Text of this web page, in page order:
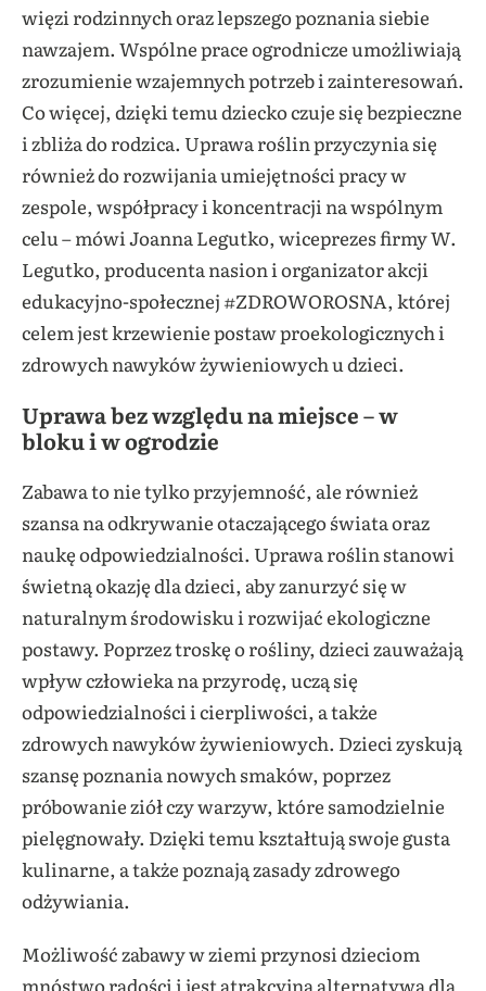
więzi rodzinnych oraz lepszego poznania siebie
nawzajem. Wspólne prace ogrodnicze umożliwiają
zrozumienie wzajemnych potrzeb i zainteresowań.
Co więcej, dzięki temu dziecko czuje się bezpieczne
i zbliża do rodzica. Uprawa roślin przyczynia się
również do rozwijania umiejętności pracy w
zespole, współpracy i koncentracji na wspólnym
celu – mówi Joanna Legutko, wiceprezes firmy W.
Legutko, producenta nasion i organizator akcji
edukacyjno-społecznej #ZDROWOROSNA, której
celem jest krzewienie postaw proekologicznych i
zdrowych nawyków żywieniowych u dzieci.
Uprawa bez względu na miejsce – w
bloku i w ogrodzie
Zabawa to nie tylko przyjemność, ale również
szansa na odkrywanie otaczającego świata oraz
naukę odpowiedzialności. Uprawa roślin stanowi
świetną okazję dla dzieci, aby zanurzyć się w
naturalnym środowisku i rozwijać ekologiczne
postawy. Poprzez troskę o rośliny, dzieci zauważają
wpływ człowieka na przyrodę, uczą się
odpowiedzialności i cierpliwości, a także
zdrowych nawyków żywieniowych. Dzieci zyskują
szansę poznania nowych smaków, poprzez
próbowanie ziół czy warzyw, które samodzielnie
pielęgnowały. Dzięki temu kształtują swoje gusta
kulinarne, a także poznają zasady zdrowego
odżywiania.
Możliwość zabawy w ziemi przynosi dzieciom
mnóstwo radości i jest atrakcyjną alternatywą dla